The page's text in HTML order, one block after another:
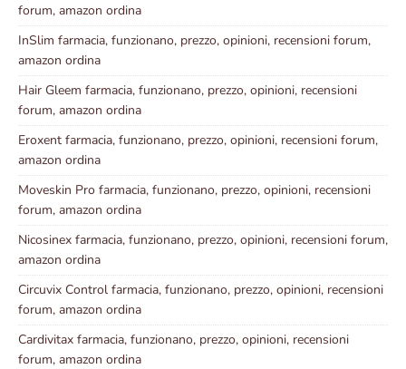
forum, amazon ordina
InSlim farmacia, funzionano, prezzo, opinioni, recensioni forum,
amazon ordina
Hair Gleem farmacia, funzionano, prezzo, opinioni, recensioni
forum, amazon ordina
Eroxent farmacia, funzionano, prezzo, opinioni, recensioni forum,
amazon ordina
Moveskin Pro farmacia, funzionano, prezzo, opinioni, recensioni
forum, amazon ordina
Nicosinex farmacia, funzionano, prezzo, opinioni, recensioni forum,
amazon ordina
Circuvix Control farmacia, funzionano, prezzo, opinioni, recensioni
forum, amazon ordina
Cardivitax farmacia, funzionano, prezzo, opinioni, recensioni
forum, amazon ordina